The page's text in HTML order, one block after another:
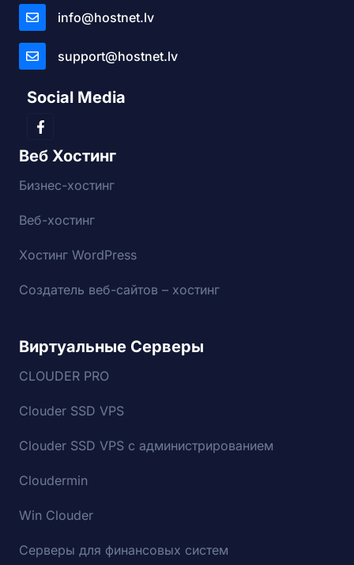
info@hostnet.lv
support@hostnet.lv
Social Media
Веб Хостинг
Бизнес-хостинг
Веб-хостинг
Хостинг WordPress
Создатель веб-сайтов – хостинг
Виртуальные Серверы
CLOUDER PRO
Clouder SSD VPS
Clouder SSD VPS с администрированием
Cloudermin
Win Clouder
Серверы для финансовых систем